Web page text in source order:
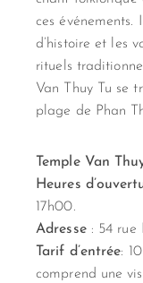
ces événements.
d’histoire et les
rituels
Van Thuy Tu se
plage de Phan
Temple Van
Heures
17h00.
Adresse: 54 rue
Tarif d’entrée:
comprend une